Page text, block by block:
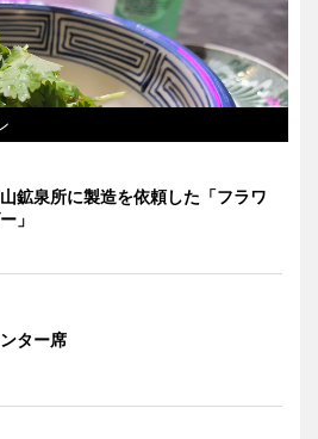
鉱泉所に製造を依頼した「フラワ
」
ター席